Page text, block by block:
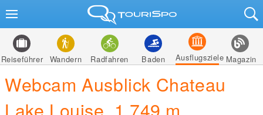
Reiseführer Wandern Radfahren Baden Ausflugsziele Magazin
Webcam Ausblick Chateau
Lake Louise, 1,749 m